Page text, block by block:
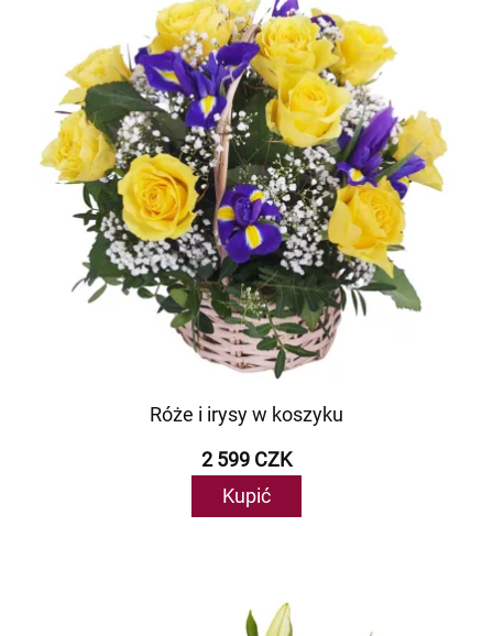
Róże i irysy w koszyku
2 599 CZK
Kupić